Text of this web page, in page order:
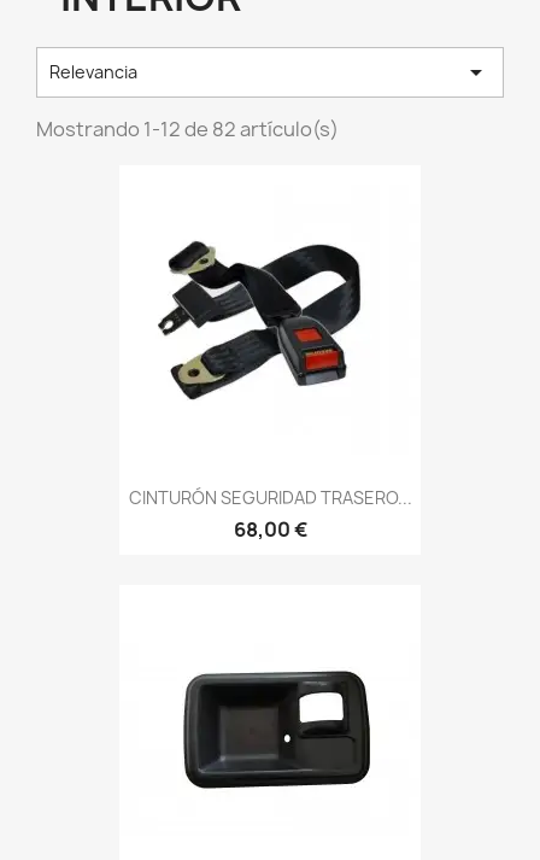
Relevancia 
Mostrando 1-12 de 82 artículo(s)
CINTURÓN SEGURIDAD TRASERO...
68,00 €